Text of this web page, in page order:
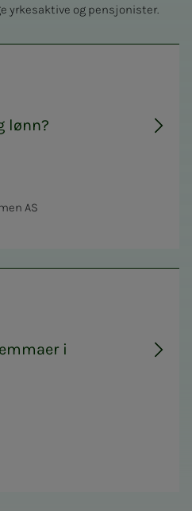
yrkesaktive og pensjonister.
lønn?
AS
i